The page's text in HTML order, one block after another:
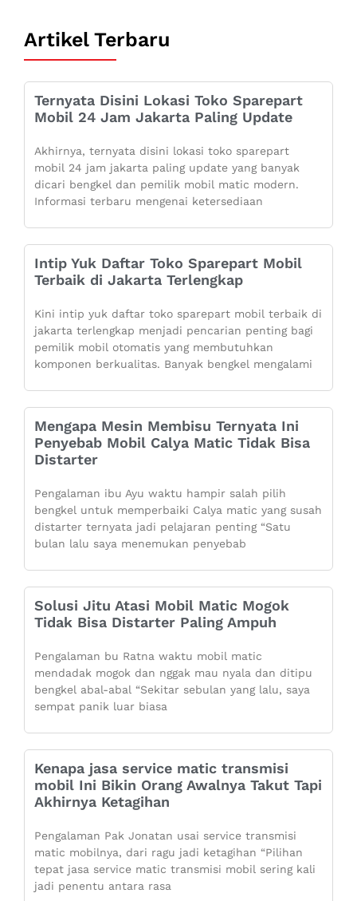
Artikel Terbaru
Ternyata Disini Lokasi Toko Sparepart
Mobil 24 Jam Jakarta Paling Update
Akhirnya, ternyata disini lokasi toko sparepart
mobil 24 jam jakarta paling update yang banyak
dicari bengkel dan pemilik mobil matic modern.
Informasi terbaru mengenai ketersediaan
Intip Yuk Daftar Toko Sparepart Mobil
Terbaik di Jakarta Terlengkap
Kini intip yuk daftar toko sparepart mobil terbaik di
jakarta terlengkap menjadi pencarian penting bagi
pemilik mobil otomatis yang membutuhkan
komponen berkualitas. Banyak bengkel mengalami
Mengapa Mesin Membisu Ternyata Ini
Penyebab Mobil Calya Matic Tidak Bisa
Distarter
Pengalaman ibu Ayu waktu hampir salah pilih
bengkel untuk memperbaiki Calya matic yang susah
distarter ternyata jadi pelajaran penting “Satu
bulan lalu saya menemukan penyebab
Solusi Jitu Atasi Mobil Matic Mogok
Tidak Bisa Distarter Paling Ampuh
Pengalaman bu Ratna waktu mobil matic
mendadak mogok dan nggak mau nyala dan ditipu
bengkel abal-abal “Sekitar sebulan yang lalu, saya
sempat panik luar biasa
Kenapa jasa service matic transmisi
mobil Ini Bikin Orang Awalnya Takut Tapi
Akhirnya Ketagihan
Pengalaman Pak Jonatan usai service transmisi
matic mobilnya, dari ragu jadi ketagihan “Pilihan
tepat jasa service matic transmisi mobil sering kali
jadi penentu antara rasa